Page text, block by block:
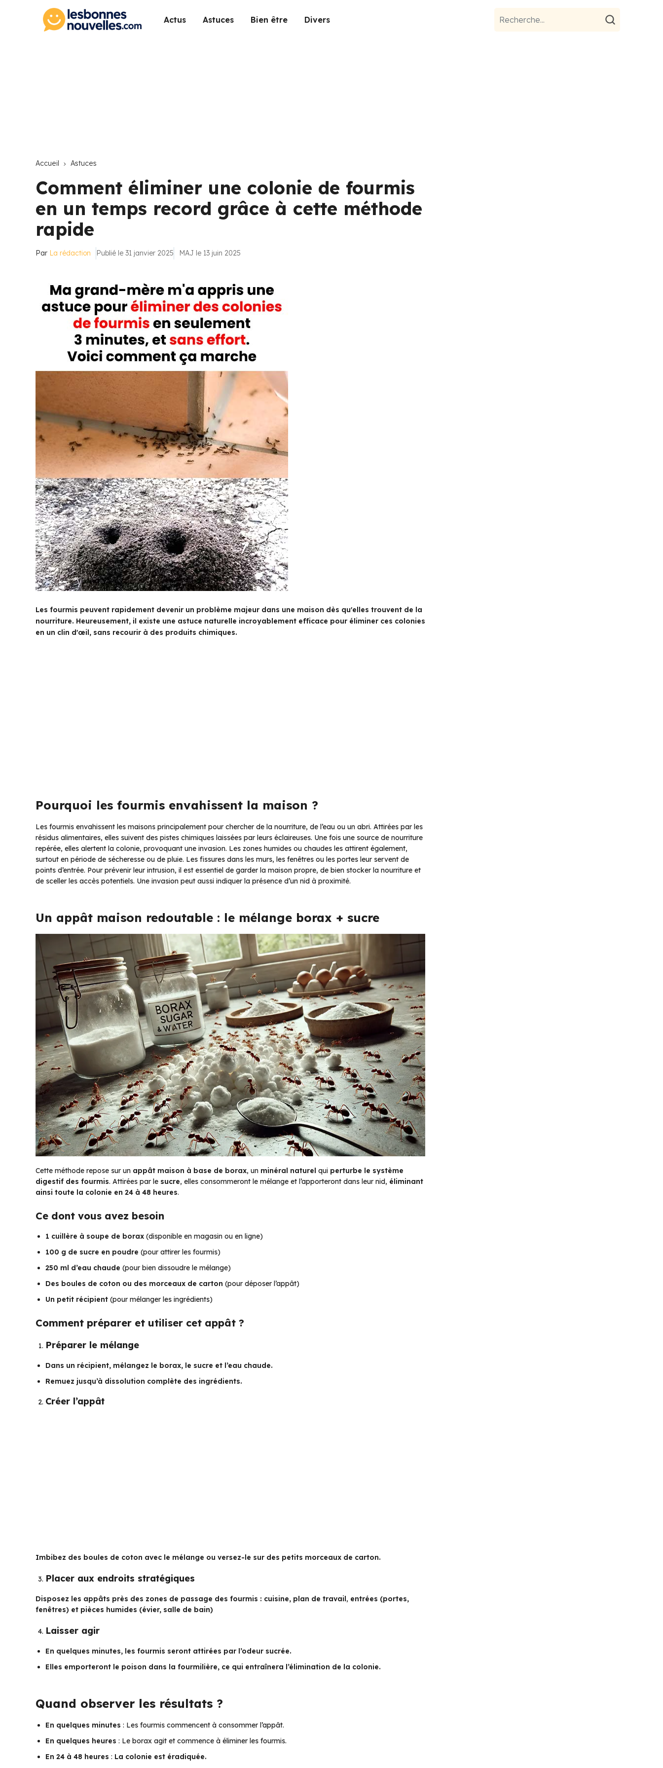
Actus Astuces Bien être Divers
Accueil Astuces
Comment éliminer une colonie de fourmis
en un temps record grâce à cette méthode
rapide
Par La rédaction Publié le 31 janvier 2025 MAJ le 13 juin 2025
Les fourmis peuvent rapidement devenir un problème majeur dans une maison dès qu'elles trouvent de la
nourriture. Heureusement, il existe une astuce naturelle incroyablement efficace pour éliminer ces colonies
en un clin d'œil, sans recourir à des produits chimiques.
Pourquoi les fourmis envahissent la maison ?
Les fourmis envahissent les maisons principalement pour chercher de la nourriture, de l’eau ou un abri. Attirées par les
résidus alimentaires, elles suivent des pistes chimiques laissées par leurs éclaireuses. Une fois une source de nourriture
repérée, elles alertent la colonie, provoquant une invasion. Les zones humides ou chaudes les attirent également,
surtout en période de sécheresse ou de pluie. Les fissures dans les murs, les fenêtres ou les portes leur servent de
points d’entrée. Pour prévenir leur intrusion, il est essentiel de garder la maison propre, de bien stocker la nourriture et
de sceller les accès potentiels. Une invasion peut aussi indiquer la présence d’un nid à proximité.
Un appât maison redoutable : le mélange borax + sucre
Cette méthode repose sur un appât maison à base de borax, un minéral naturel qui perturbe le système
digestif des fourmis. Attirées par le sucre, elles consommeront le mélange et l’apporteront dans leur nid, éliminant
ainsi toute la colonie en 24 à 48 heures.
Ce dont vous avez besoin
1 cuillère à soupe de borax (disponible en magasin ou en ligne)
100 g de sucre en poudre (pour attirer les fourmis)
250 ml d’eau chaude (pour bien dissoudre le mélange)
Des boules de coton ou des morceaux de carton (pour déposer l’appât)
Un petit récipient (pour mélanger les ingrédients)
Comment préparer et utiliser cet appât ?
Préparer le mélange
Dans un récipient, mélangez le borax, le sucre et l’eau chaude.
Remuez jusqu’à dissolution complète des ingrédients.
Créer l’appât
Imbibez des boules de coton avec le mélange ou versez-le sur des petits morceaux de carton.
Placer aux endroits stratégiques
Disposez les appâts près des zones de passage des fourmis : cuisine, plan de travail , entrées (portes,
fenêtres) et pièces humides (évier, salle de bain)
Laisser agir
En quelques minutes, les fourmis seront attirées par l’odeur sucrée.
Elles emporteront le poison dans la fourmilière, ce qui entraînera l’élimination de la colonie.
Quand observer les résultats ?
En quelques minutes : Les fourmis commencent à consommer l’appât.
En quelques heures : Le borax agit et commence à éliminer les fourmis.
En 24 à 48 heures : La colonie est éradiquée.